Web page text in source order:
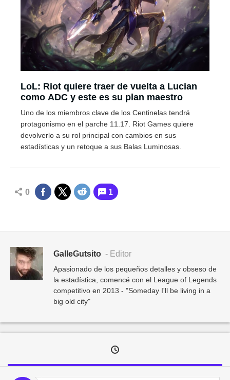
LoL: Riot quiere traer de vuelta a Lucian
como ADC y este es su plan maestro
Uno de los miembros clave de los Centinelas tendrá
protagonismo en el parche 11.17. Riot Games quiere
devolverlo a su rol principal con cambios en sus
estadísticas y un retoque a sus Balas Luminosas.
0 1
GalleGutsito - Editor
Apasionado de los pequeños detalles y obseso de
la estadística, comencé con el League of Legends
competitivo en 2013 - "Someday I'll be living in a
big old city"